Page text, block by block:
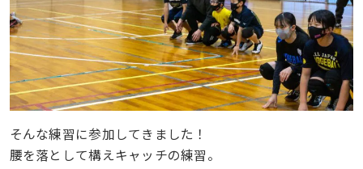
そんな練習に参加してきました！
腰を落として構えキャッチの練習。